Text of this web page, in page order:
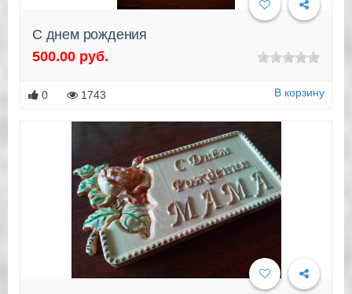
С днем рождения
500.00 руб.
0 1743 В корзину